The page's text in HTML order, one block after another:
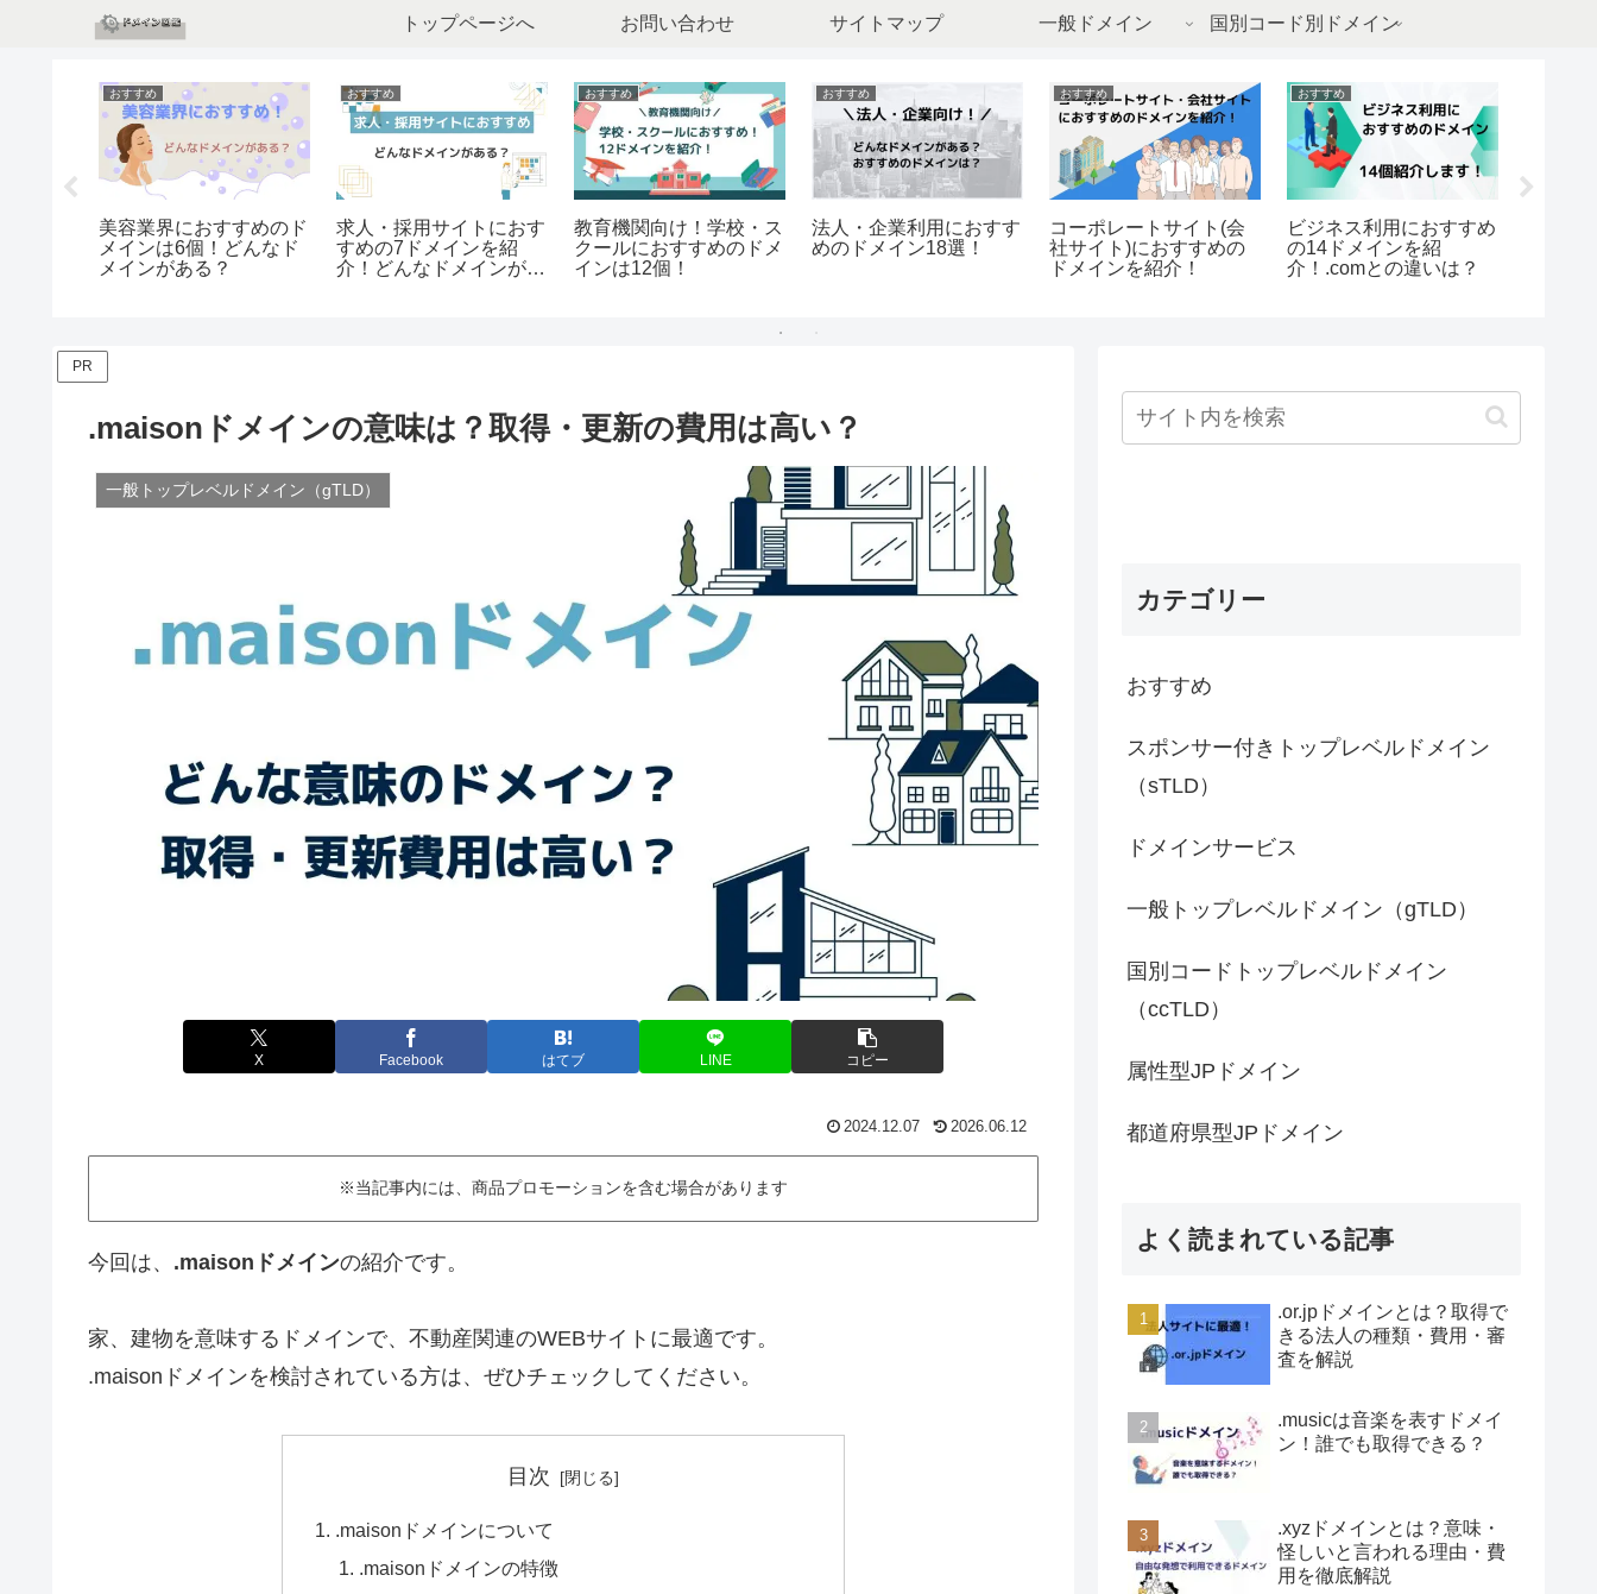
トップページへ お問い合わせ サイトマップ 一般ドメイン 国別コード別ドメイン
おすすめ
美容業界におすすめのド
メインは6個！どんなド
メインがある？
おすすめ
求人・採用サイトにおす
すめの7ドメインを紹
介！どんなドメインがあ
おすすめ
教育機関向け！学校・ス
クールにおすすめのドメ
インは12個！
おすすめ
法人・企業利用におすす
めのドメイン18選！
おすすめ
コーポレートサイト(会
社サイト)におすすめの
ドメインを紹介！
おすすめ
ビジネス利用におすすめ
の14ドメインを紹
介！.comとの違いは？
PR
.maisonドメインの意味は？取得・更新の費用は高い？
一般トップレベルドメイン（gTLD）
X Facebook はてブ LINE コピー
2024.12.07 2026.06.12
※当記事内には、商品プロモーションを含む場合があります
今回は、 .maisonドメインの紹介です。
家、建物を意味するドメインで、不動産関連のWEBサイトに最適です。
.maisonドメインを検討されている方は、ぜひチェックしてください。
目次
.maisonドメインについて
.maisonドメインの特徴
カテゴリー
おすすめ
スポンサー付きトップレベルドメイン
（sTLD）
ドメインサービス
一般トップレベルドメイン（gTLD）
国別コードトップレベルドメイン
（ccTLD）
属性型JPドメイン
都道府県型JPドメイン
よく読まれている記事
.or.jpドメインとは？取得で
きる法人の種類・費用・審
査を解説
.musicは音楽を表すドメイ
ン！誰でも取得できる？
.xyzドメインとは？意味・
怪しいと言われる理由・費
用を徹底解説